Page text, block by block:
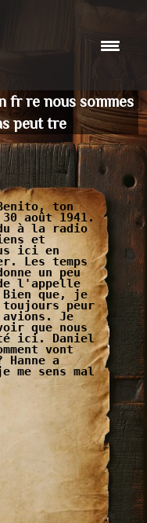
fr re nous sommes
peut tre
ton
août 1941.
à la radio
et
ici en
Les temps
un peu
l'appelle
que, je
peur
Je
que nous
ici. Daniel
vont
a
me sens mal